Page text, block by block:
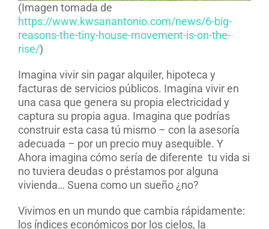
(Imagen tomada de
https://www.kwsanantonio.com/news/6-big-
reasons-the-tiny-house-movement-is-on-the-
rise/)
Imagina vivir sin pagar alquiler, hipoteca y
facturas de servicios públicos. Imagina vivir en
una casa que genera su propia electricidad y
captura su propia agua. Imagina que podrías
construir esta casa tú mismo – con la asesoría
adecuada – por un precio muy asequible. Y
Ahora imagina cómo sería de diferente tu vida si
no tuviera deudas o préstamos por alguna
vivienda… Suena como un sueño ¿no?
Vivimos en un mundo que cambia rápidamente:
los índices económicos por los cielos, la